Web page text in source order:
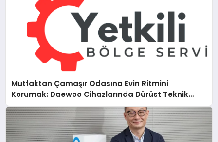
Mutfaktan Çamaşır Odasına Evin Ritmini
Korumak: Daewoo Cihazlarında Dürüst Teknik
Destek Deneyimi